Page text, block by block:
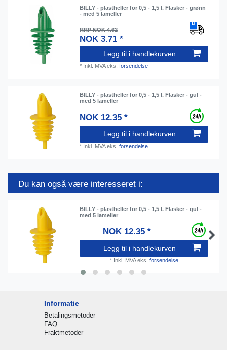
BILLY - plastheller for 0,5 - 1,5 l. Flasker - grønn
- med 5 lameller
RRP NOK 4.62
NOK 3.71 *
Legg til i handlekurven
* Inkl. MVAeks.forsendelse
BILLY - plastheller for 0,5 - 1,5 l. Flasker - gul -
med 5 lameller
NOK 12.35 *
Legg til i handlekurven
* Inkl. MVAeks.forsendelse
Du kan også være interesseret i:
BILLY - plastheller for 0,5 - 1,5 l. Flasker - gul -
med 5 lameller
NOK 12.35 *
Legg til i handlekurven
* Inkl. MVAeks. forsendelse
Informatie
Betalingsmetoder
FAQ
Fraktmetoder